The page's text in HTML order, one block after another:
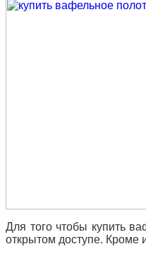
Для того чтобы купить
открытом доступе. Кроме